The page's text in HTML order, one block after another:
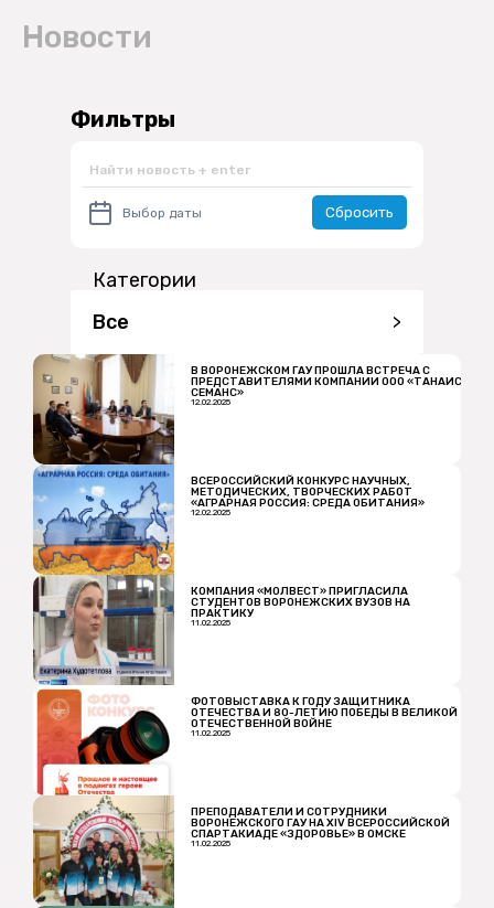
Новости
В ВОРОНЕЖСКОМ ГАУ ПРОШЛА ВСТРЕЧА С
ПРЕДСТАВИТЕЛЯМИ КОМПАНИИ ООО «ТАНАИС
СЕМАНС»
12.02.2025
ВСЕРОССИЙСКИЙ КОНКУРС НАУЧНЫХ,
МЕТОДИЧЕСКИХ, ТВОРЧЕСКИХ РАБОТ
«АГРАРНАЯ РОССИЯ: СРЕДА ОБИТАНИЯ»
12.02.2025
КОМПАНИЯ «МОЛВЕСТ» ПРИГЛАСИЛА
СТУДЕНТОВ ВОРОНЕЖСКИХ ВУЗОВ НА
ПРАКТИКУ
11.02.2025
ФОТОВЫСТАВКА К ГОДУ ЗАЩИТНИКА
ОТЕЧЕСТВА И 80-ЛЕТИЮ ПОБЕДЫ В ВЕЛИКОЙ
ОТЕЧЕСТВЕННОЙ ВОЙНЕ
11.02.2025
ПРЕПОДАВАТЕЛИ И СОТРУДНИКИ
ВОРОНЕЖСКОГО ГАУ НА XIV ВСЕРОССИЙСКОЙ
СПАРТАКИАДЕ «ЗДОРОВЬЕ» В ОМСКЕ
11.02.2025
Фильтры
Сбросить
Категории
Все
>